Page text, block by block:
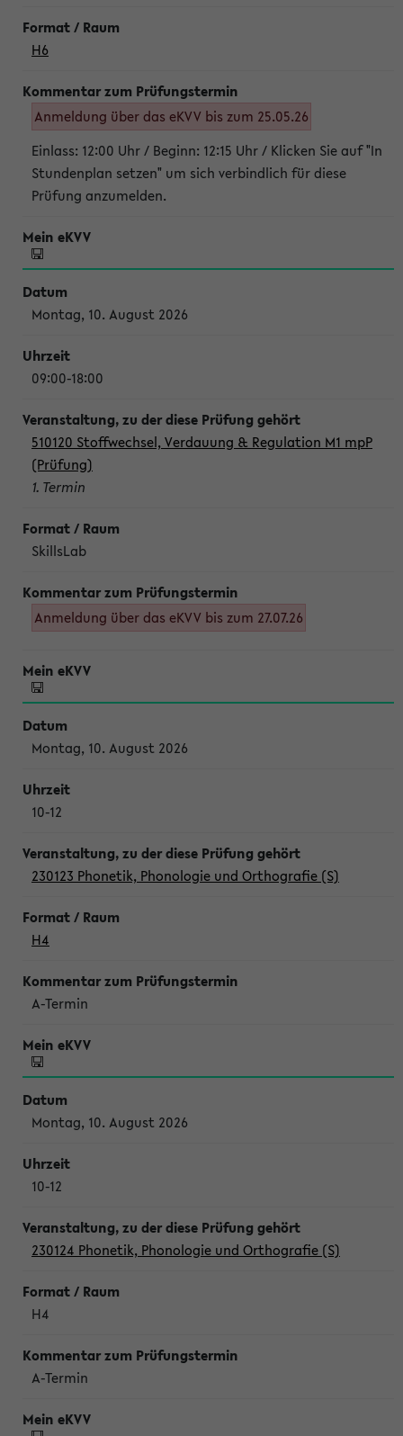
H6
Anmeldung über das eKVV bis zum 25.05.26
Einlass: 12:00 Uhr / Beginn: 12:15 Uhr / Klicken Sie auf "In
Stundenplan setzen" um sich verbindlich für diese
Prüfung anzumelden.
Montag, 10. August 2026
09:00-18:00
510120 Stoffwechsel, Verdauung & Regulation M1 mpP
(Prüfung)
1. Termin
SkillsLab
Anmeldung über das eKVV bis zum 27.07.26
Montag, 10. August 2026
10-12
230123 Phonetik, Phonologie und Orthografie (S)
H4
A-Termin
Montag, 10. August 2026
10-12
230124 Phonetik, Phonologie und Orthografie (S)
H4
A-Termin